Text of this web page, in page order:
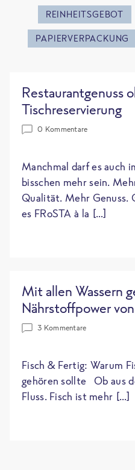
REINHEITSGEBOT
PAPIERVERPACKUNG
Restaurantgenuss
Tischreservierung
0 Kommentare
Manchmal darf es auch
bisschen mehr sein.
Qualität. Mehr Genuss.
es FRoSTA à la […]
Mit allen Wassern
Nährstoffpower
3 Kommentare
Fisch & Fertig: Warum
gehören sollte Ob aus
Fluss. Fisch ist mehr […]